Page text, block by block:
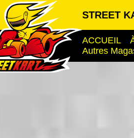
STREET
ACCUEIL
Autres